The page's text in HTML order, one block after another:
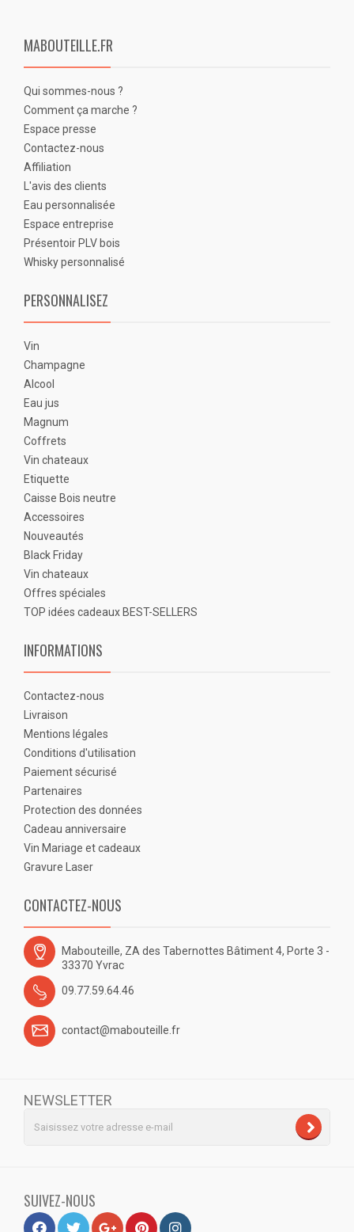
MABOUTEILLE.FR
Qui sommes-nous ?
Comment ça marche ?
Espace presse
Contactez-nous
Affiliation
L'avis des clients
Eau personnalisée
Espace entreprise
Présentoir PLV bois
Whisky personnalisé
PERSONNALISEZ
Vin
Champagne
Alcool
Eau jus
Magnum
Coffrets
Vin chateaux
Etiquette
Caisse Bois neutre
Accessoires
Nouveautés
Black Friday
Vin chateaux
Offres spéciales
TOP idées cadeaux BEST-SELLERS
INFORMATIONS
Contactez-nous
Livraison
Mentions légales
Conditions d'utilisation
Paiement sécurisé
Partenaires
Protection des données
Cadeau anniversaire
Vin Mariage et cadeaux
Gravure Laser
CONTACTEZ-NOUS
Mabouteille, ZA des Tabernottes Bâtiment 4, Porte 3 -
33370 Yvrac
09.77.59.64.46
contact@mabouteille.fr
NEWSLETTER
SUIVEZ-NOUS